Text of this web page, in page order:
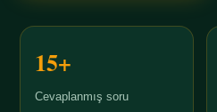
15+
Cevaplanmış soru